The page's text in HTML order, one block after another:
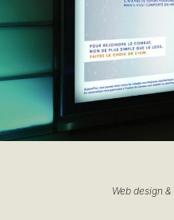
Web design